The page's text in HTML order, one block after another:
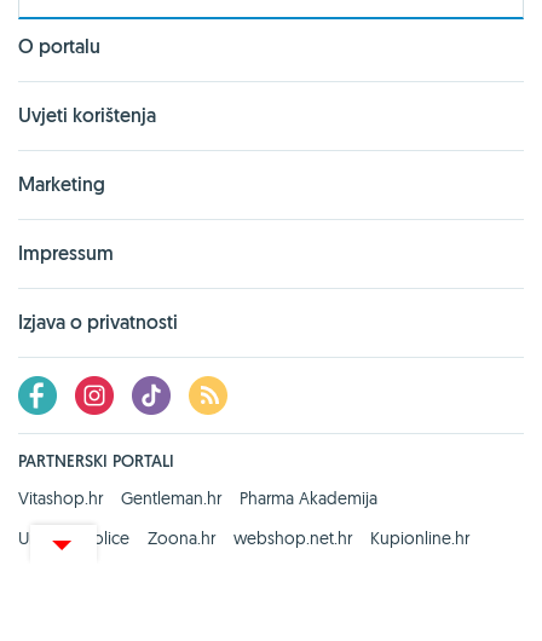
O portalu
Uvjeti korištenja
Marketing
Impressum
Izjava o privatnosti
PARTNERSKI PORTALI
Vitashop.hr
Gentleman.hr
Pharma Akademija
UredskeStolice
Zoona.hr webshop.net.hr
Kupionline.hr